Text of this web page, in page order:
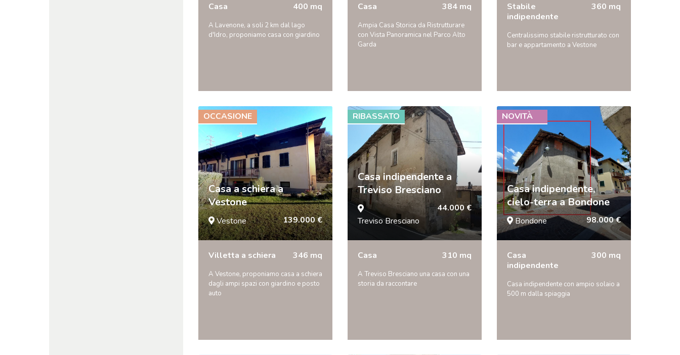
Casa 400 mq
A Lavenone, a soli 2 km dal lago
d'Idro, proponiamo casa con giardino
Casa 384 mq
Ampia Casa Storica da Ristrutturare
con Vista Panoramica nel Parco Alto
Garda
Stabile
indipendente
360 mq
Centralissimo stabile ristrutturato con
bar e appartamento a Vestone
OCCASIONE
Casa a schiera a
Vestone
Vestone 139.000 €
Villetta a schiera 346 mq
A Vestone, proponiamo casa a schiera
dagli ampi spazi con giardino e posto
auto
RIBASSATO
Casa indipendente a
Treviso Bresciano
Treviso Bresciano
44.000 €
Casa 310 mq
A Treviso Bresciano una casa con una
storia da raccontare
NOVITÀ
Casa indipendente,
cielo-terra a Bondone
Bondone 98.000 €
Casa
indipendente
300 mq
Casa indipendente con ampio solaio a
500 m dalla spiaggia